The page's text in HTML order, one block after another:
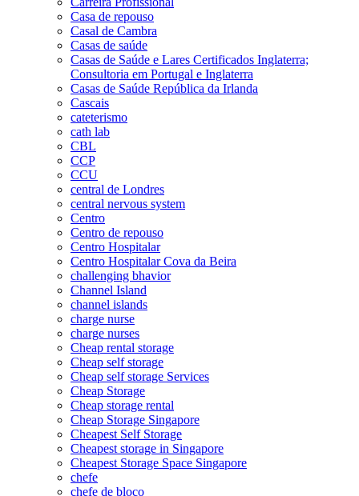
Casa de repouso
Casal de Cambra
Casas de saúde
Casas de Saúde e Lares Certificados Inglaterra;
Consultoria em Portugal e Inglaterra
Casas de Saúde República da Irlanda
Cascais
cateterismo
cath lab
CBL
CCP
CCU
central de Londres
central nervous system
Centro
Centro de repouso
Centro Hospitalar
Centro Hospitalar Cova da Beira
challenging bhavior
Channel Island
channel islands
charge nurse
charge nurses
Cheap rental storage
Cheap self storage
Cheap self storage Services
Cheap Storage
Cheap storage rental
Cheap Storage Singapore
Cheapest Self Storage
Cheapest storage in Singapore
Cheapest Storage Space Singapore
chefe
chefe de bloco